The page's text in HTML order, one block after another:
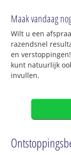
Maak vandaag
Wilt u een
razendsnel
en
kunt natuurlijk
invullen.